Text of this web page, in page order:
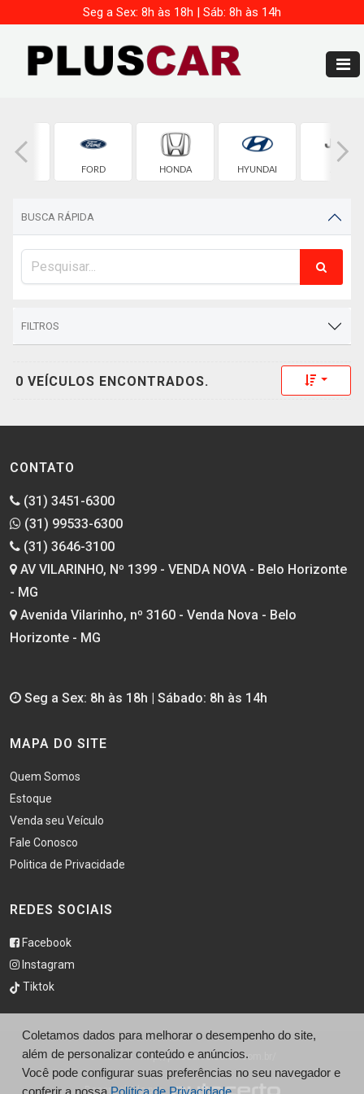
Seg a Sex: 8h às 18h | Sáb: 8h às 14h
FORD HONDA HYUNDAI
BUSCA RÁPIDA
FILTROS
0 VEÍCULOS ENCONTRADOS. Toggle
CONTATO
(31) 3451-6300
(31) 99533-6300
(31) 3646-3100
AV VILARINHO, Nº 1399 - VENDA NOVA - Belo Horizonte
- MG
Avenida Vilarinho, nº 3160 - Venda Nova - Belo
Horizonte - MG
Seg a Sex: 8h às 18h | Sábado: 8h às 14h
MAPA DO SITE
Quem Somos
Estoque
Venda seu Veículo
Fale Conosco
Politica de Privacidade
REDES SOCIAIS
Facebook
Instagram
Tiktok
© Pluscar - http://pluscarveiculos.com.br/
Desenvolvido por
Coletamos dados para melhorar o desempenho do site,
além de personalizar conteúdo e anúncios.
Você pode configurar suas preferências no seu navegador e
conferir a nossa Política de Privacidade.